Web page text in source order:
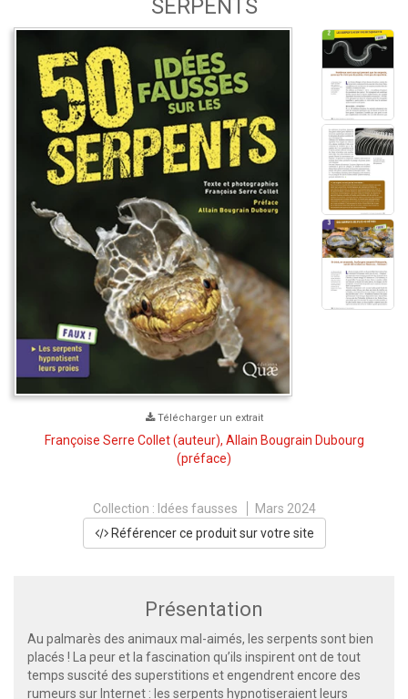
SERPENTS
Télécharger un extrait
Françoise Serre Collet(auteur), Allain Bougrain Dubourg
(préface)
Collection : Idées fausses
Mars 2024
Référencer ce produit sur votre site
Présentation
Au palmarès des animaux mal-aimés, les serpents sont bien
placés ! La peur et la fascination qu’ils inspirent ont de tout
temps suscité des superstitions et engendrent encore des
rumeurs sur Internet : les serpents hypnotiseraient leurs